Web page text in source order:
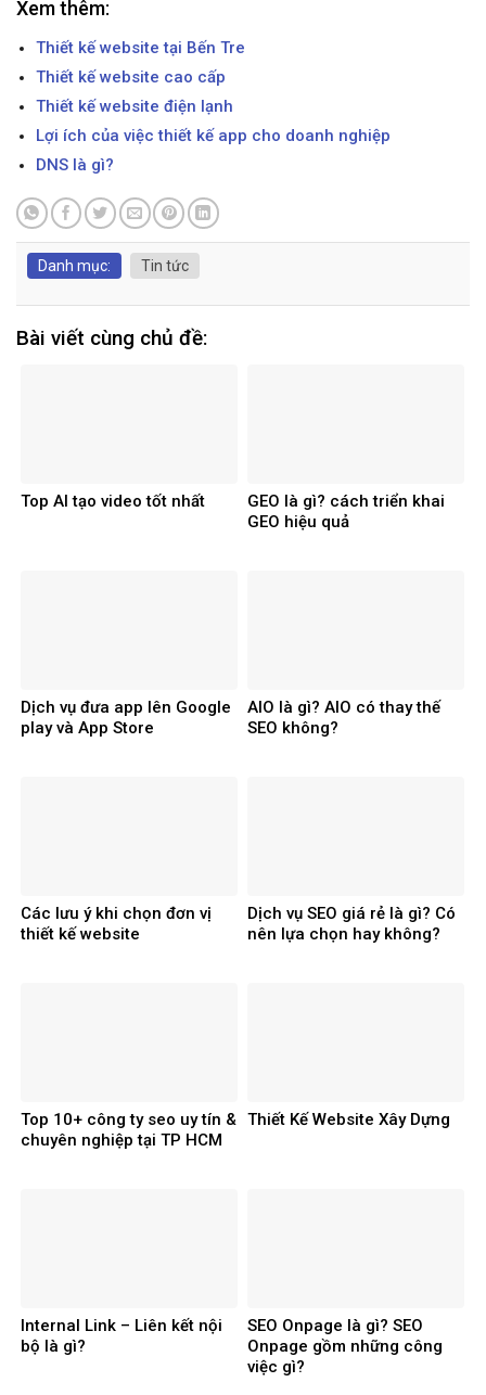
Xem thêm:
Thiết kế website tại Bến Tre
Thiết kế website cao cấp
Thiết kế website điện lạnh
Lợi ích của việc thiết kế app cho doanh nghiệp
DNS là gì?
Danh mục: Tin tức
Bài viết cùng chủ đề:
Top AI tạo video tốt nhất
GEO là gì? cách triển khai
GEO hiệu quả
Dịch vụ đưa app lên Google
play và App Store
AIO là gì? AIO có thay thế
SEO không?
Các lưu ý khi chọn đơn vị
thiết kế website
Dịch vụ SEO giá rẻ là gì? Có
nên lựa chọn hay không?
Top 10+ công ty seo uy tín &
chuyên nghiệp tại TP HCM
Thiết Kế Website Xây Dựng
Internal Link – Liên kết nội
bộ là gì?
SEO Onpage là gì? SEO
Onpage gồm những công
việc gì?